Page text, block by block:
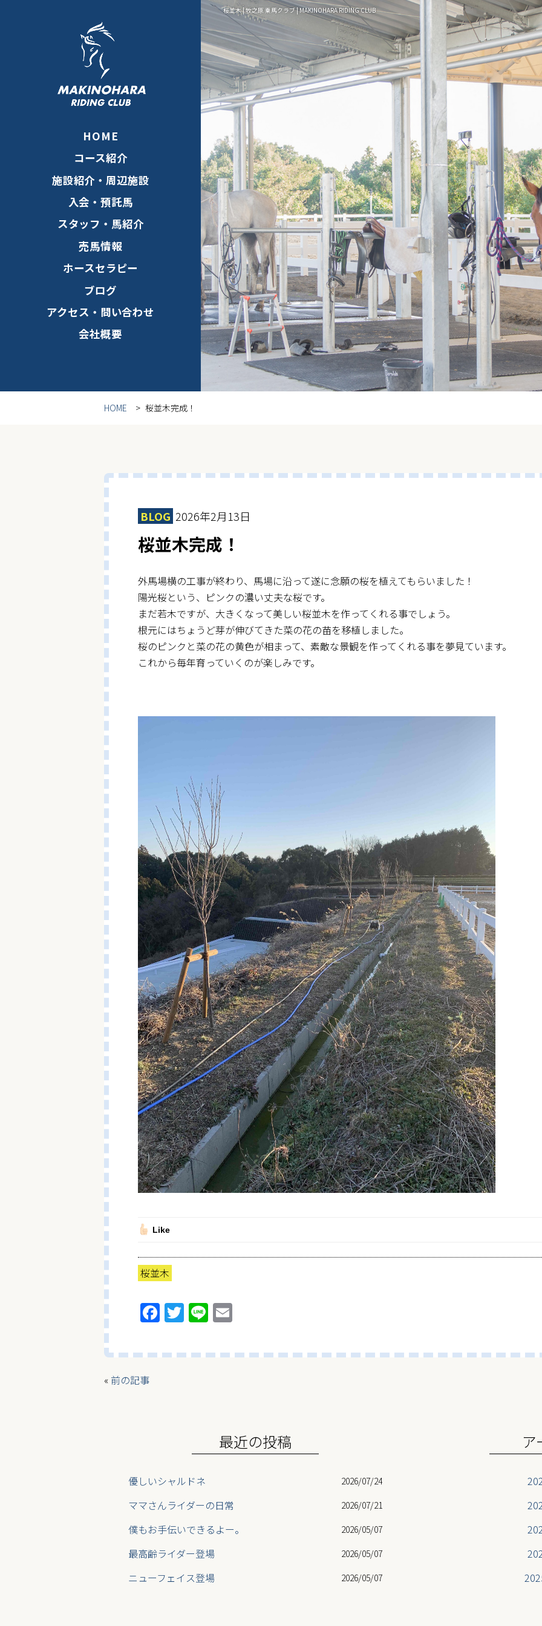
桜並木 | 牧之原 乗馬クラブ | MAKINOHARA RIDING CLUB
HOME
コース紹介
施設紹介・周辺施設
入会・預託馬
スタッフ・馬紹介
売馬情報
ホースセラピー
ブログ
アクセス・問い合わせ
会社概要
HOME 桜並木完成！
BLOG 2026年2月13日
桜並木完成！
外馬場横の工事が終わり、馬場に沿って遂に念願の桜を植えてもらいました！
陽光桜という、ピンクの濃い丈夫な桜です。
まだ若木ですが、大きくなって美しい桜並木を作ってくれる事でしょう。
根元にはちょうど芽が伸びてきた菜の花の苗を移植しました。
桜のピンクと菜の花の黄色が相まって、素敵な景観を作ってくれる事を夢見ています。
これから毎年育っていくのが楽しみです。
Like
桜並木
F
ce
T
itt
Li
e ai
« 前の記事
最近の投稿
優しいシャルドネ 2026/07/24
ママさんライダーの日常 2026/07/21
僕もお手伝いできるよー。 2026/05/07
最高齢ライダー登場 2026/05/07
ニューフェイス登場 2026/05/07
ア